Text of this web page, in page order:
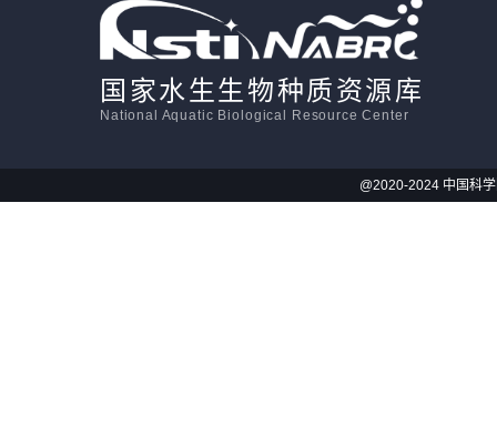
国家水生生物种质资源库
National Aquatic Biological Resource Center
@2020-2024 中国科